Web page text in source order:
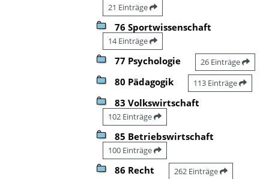
21 Einträge
76 Sportwissenschaft
14 Einträge
77 Psychologie 26 Einträge
80 Pädagogik 113 Einträge
83 Volkswirtschaft
102 Einträge
85 Betriebswirtschaft
100 Einträge
86 Recht 262 Einträge